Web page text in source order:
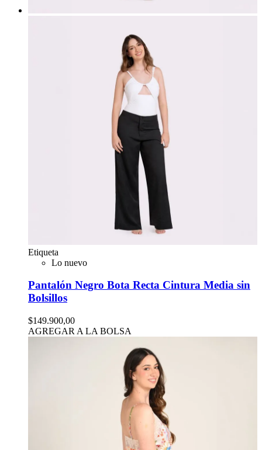
Etiqueta
Lo nuevo
Pantalón Negro Bota Recta Cintura Media sin
Bolsillos
$149.900,00
AGREGAR A LA BOLSA